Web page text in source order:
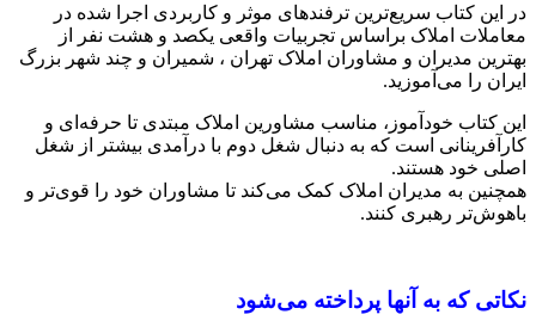
در این کتاب سریع‌ترین ترفندهای موثر و کاربردی اجرا شده در
معاملات املاک براساس تجربیات واقعی یکصد و هشت نفر از
بهترین مدیران و مشاوران املاک تهران ، شمیران و چند شهر بزرگ
ایران را می‌آموزید.
این کتاب خودآموز، مناسب مشاورین املاک مبتدی تا حرفه‌ای و
کارآفرینانی است که به دنبال شغل دوم با درآمدی بیشتر از شغل
اصلی خود هستند.
همچنین به مدیران املاک کمک می‌کند تا مشاوران خود را قوی‌تر و
باهوش‌تر رهبری کنند.
نکاتی که به آنها پرداخته می‌شود